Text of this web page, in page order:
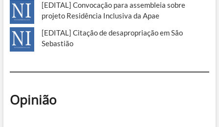
[EDITAL] Convocação para assembleia sobre
projeto Residência Inclusiva da Apae
[EDITAL] Citação de desapropriação em São
Sebastião
Opinião